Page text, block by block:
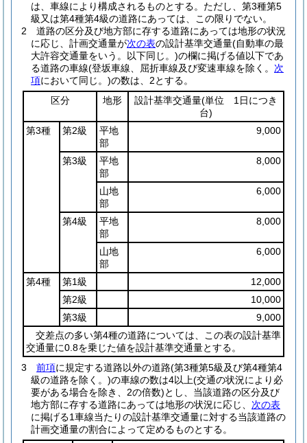
は、車線により構成されるものとする。 ただし、第3種第5
級又は第4種第4級の道路にあっては、この限りでない。
2
道路の区分及び地方部に存する道路にあっては地形の状況
に応じ、計画交通量が次の表の設計基準交通量(自動車の最
大許容交通量をいう。以下同じ。)の欄に掲げる値以下であ
る道路の車線(登坂車線、屈折車線及び変速車線を除く。 次
項において同じ。)の数は、2とする。
区分
地形 設計基準交通量(単位 1日につき
台)
第3種
第2級
平地
部
9,000
第3級
平地
部
8,000
山地
部
6,000
第4級
平地
部
8,000
山地
部
6,000
第4種 第1級
12,000
第2級
10,000
第3級
9,000
交差点の多い第4種の道路については、この表の設計基準
交通量に0.8を乗じた値を設計基準交通量とする。
3
前項に規定する道路以外の道路(第3種第5級及び第4種第4
級の道路を除く。)の車線の数は4以上(交通の状況により必
要がある場合を除き、2の倍数)とし、当該道路の区分及び
地方部に存する道路にあっては地形の状況に応じ、 次の表
に掲げる1車線当たりの設計基準交通量に対する当該道路の
計画交通量の割合によって定めるものとする。